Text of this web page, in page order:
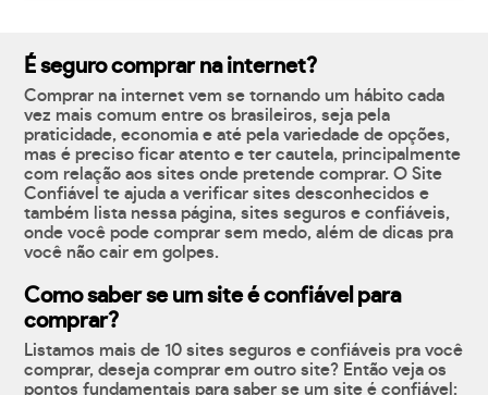
É seguro comprar na internet?
Comprar na internet vem se tornando um hábito cada
vez mais comum entre os brasileiros, seja pela
praticidade, economia e até pela variedade de opções,
mas é preciso ficar atento e ter cautela, principalmente
com relação aos sites onde pretende comprar. O Site
Confiável te ajuda a verificar sites desconhecidos e
também lista nessa página, sites seguros e confiáveis,
onde você pode comprar sem medo, além de dicas pra
você não cair em golpes.
Como saber se um site é confiável para
comprar?
Listamos mais de 10 sites seguros e confiáveis pra você
comprar, deseja comprar em outro site? Então veja os
pontos fundamentais para saber se um site é confiável: